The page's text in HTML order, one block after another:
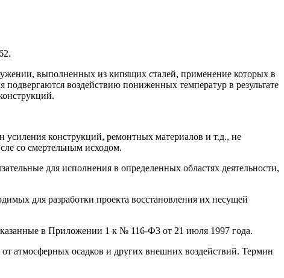
выполненных из кипящих сталей, применение которых в
воздействию пониженных температур в результате
конструкций, ремонтных материалов и т.д., не
со смертельным исходом.
для исполнения в определенных областях деятельности,
для разработки проекта восстановления их несущей
в Приложении 1 к № 116-Ф3 от 21 июля 1997 года.
атмосферных осадков и других внешних воздействий. Термин